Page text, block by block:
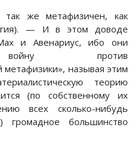
так же метафизичен, как
— И в этом доводе
и Авенариус, ибо они
войну против
метафизики», называя этим
теорию
(по собственному их
всех сколько-нибудь
большинство